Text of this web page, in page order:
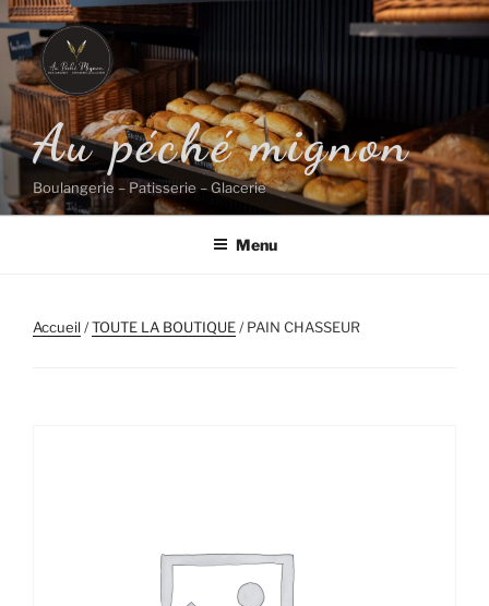
Aller
au
contenu
principal
Au péché mignon
Boulangerie – Patisserie – Glacerie
Menu
Accueil/TOUTE LA BOUTIQUE/ PAIN CHASSEUR